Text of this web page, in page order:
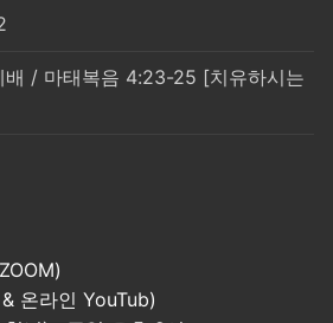
/ 마태복음 4:23-25 [치유하시는
온라인 YouTub)